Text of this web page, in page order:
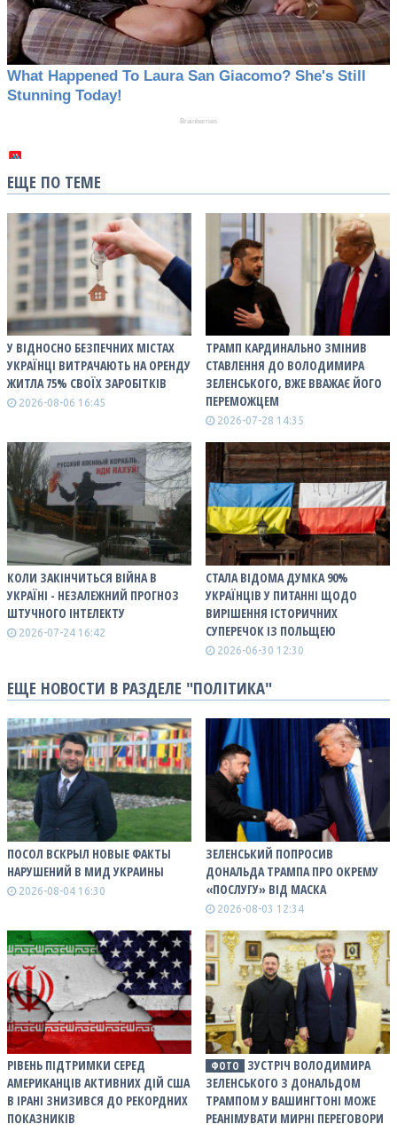
ЕЩЕ ПО ТЕМЕ
У ВІДНОСНО БЕЗПЕЧНИХ МІСТАХ
УКРАЇНЦІ ВИТРАЧАЮТЬ НА ОРЕНДУ
ЖИТЛА 75% СВОЇХ ЗАРОБІТКІВ
2026-08-06 16:45
ТРАМП КАРДИНАЛЬНО ЗМІНИВ
СТАВЛЕННЯ ДО ВОЛОДИМИРА
ЗЕЛЕНСЬКОГО, ВЖЕ ВВАЖАЄ ЙОГО
ПЕРЕМОЖЦЕМ
2026-07-28 14:35
КОЛИ ЗАКІНЧИТЬСЯ ВІЙНА В
УКРАЇНІ - НЕЗАЛЕЖНИЙ ПРОГНОЗ
ШТУЧНОГО ІНТЕЛЕКТУ
2026-07-24 16:42
СТАЛА ВІДОМА ДУМКА 90%
УКРАЇНЦІВ У ПИТАННІ ЩОДО
ВИРІШЕННЯ ІСТОРИЧНИХ
СУПЕРЕЧОК ІЗ ПОЛЬЩЕЮ
2026-06-30 12:30
ЕЩЕ НОВОСТИ В РАЗДЕЛЕ "ПОЛІТИКА"
ПОСОЛ ВСКРЫЛ НОВЫЕ ФАКТЫ
НАРУШЕНИЙ В МИД УКРАИНЫ
2026-08-04 16:30
ЗЕЛЕНСЬКИЙ ПОПРОСИВ
ДОНАЛЬДА ТРАМПА ПРО ОКРЕМУ
«ПОСЛУГУ» ВІД МАСКА
2026-08-03 12:34
РІВЕНЬ ПІДТРИМКИ СЕРЕД
АМЕРИКАНЦІВ АКТИВНИХ ДІЙ США
В ІРАНІ ЗНИЗИВСЯ ДО РЕКОРДНИХ
ПОКАЗНИКІВ
ФОТО
ЗУСТРІЧ ВОЛОДИМИРА
ЗЕЛЕНСЬКОГО З ДОНАЛЬДОМ
ТРАМПОМ У ВАШИНГТОНІ МОЖЕ
РЕАНІМУВАТИ МИРНІ ПЕРЕГОВОРИ